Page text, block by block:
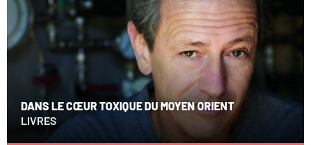
DANS LE CŒUR TOXIQUE DU MOYEN ORIENT
LIVRES